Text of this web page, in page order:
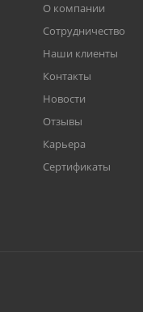
О компании
Сотрудничество
Наши клиенты
Контакты
Новости
Отзывы
Карьера
Сертификаты